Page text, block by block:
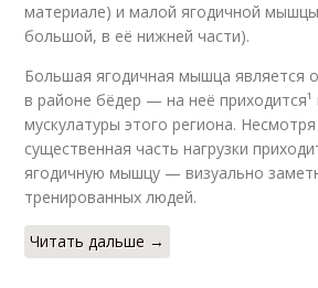
материале) и малой ягодичной
большой, в её нижней части).
Большая ягодичная мышца является
в районе бёдер — на неё приходится¹
мускулатуры этого региона.
существенная часть нагрузки
ягодичную мышцу — визуально
тренированных людей.
Читать дальше →